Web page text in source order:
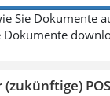
Sie Dokumente
(zukünftige)